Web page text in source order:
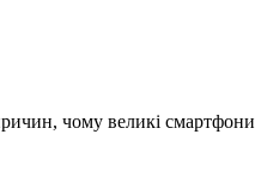
чому великі смартфони